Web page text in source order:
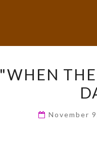
"WHEN THE
November